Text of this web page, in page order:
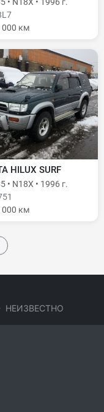
• N18X • 1996 г.
000 км
HILUX SURF
• N18X • 1996 г.
000 км
· НЕИЗВЕСТНО